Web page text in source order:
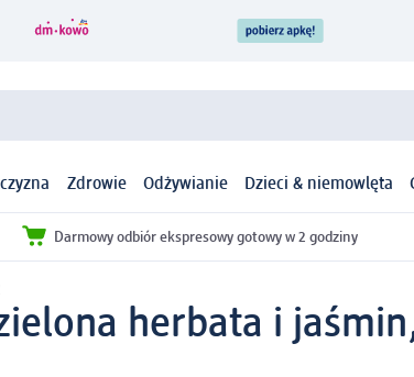
Zdrowie Odżywianie Dzieci & niemowlęta
Darmowy odbiór ekspresowy gotowy w 2 godziny
herbata i